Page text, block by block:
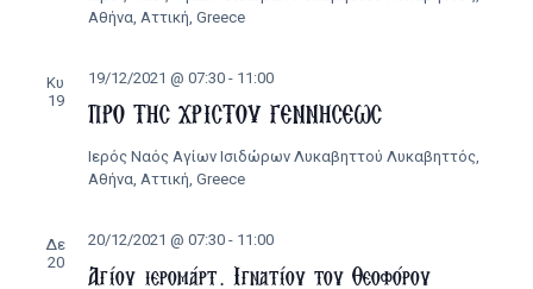
Αθήνα, Αττική, Greece
Κυ
19
ΠΡΟ ΤΗΣ ΧΡΙΣΤΟΥ ΓΕΝΝΗΣΕΩΣ
19/12/2021 @ 07:30- 11:00
Ιερός Ναός Αγίων Ισιδώρων Λυκαβηττού Λυκαβηττός,
Αθήνα, Αττική, Greece
Δε
20
Αγίου ιερομάρτ. Ιγνατίου του Θεοφόρου
20/12/2021 @ 07:30- 11:00